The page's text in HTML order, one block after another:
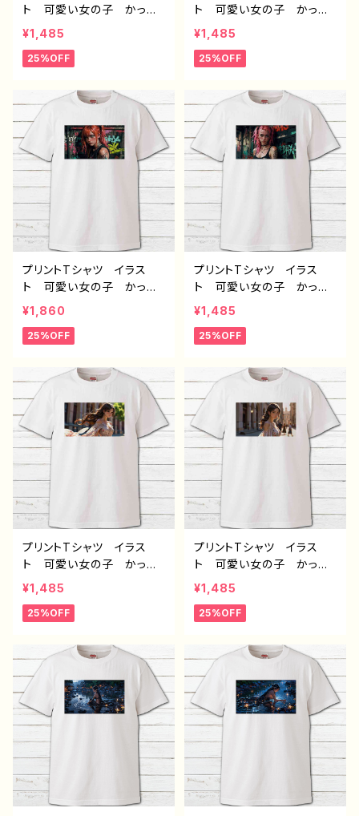
ト 可愛い女の子 かっこ
いい女子 美しい女の子
ピンク髪 ロングヘア お
しゃれ エモい メンズ レ
め 人気 イラストレータ
ー 絵師 クリエイター
白 半袖シャツ コラボ
オリジナル デザイン グッ
ズ ノンブランド H-7
¥1,485
25%OFF
ト 可愛い女の子 かっこ
いい女子 美しい女の子
ピンク髪 ツートンカラ
ー ロングヘア おしゃ
ィース 個性的 おすす
め 人気 イラストレータ
ー 絵師 クリエイター
白 半袖シャツ コラボ
オリジナル デザイン グッ
ズ ノンブランド H-7
¥1,485
25%OFF
プリントTシャツ イラス
ト 可愛い女の子 かっこ
いい女子 美しい女の子
ピンク髪 ロングヘア お
しゃれ エモい メンズ レ
め 人気 イラストレータ
ー 絵師 クリエイター
白 半袖シャツ コラボ
オリジナル デザイン グッ
ズ ノンブランド H-7
¥1,860
25%OFF
プリントTシャツ イラス
ト 可愛い女の子 かっこ
いい女子 美しい女の子
ピンク髪 ロングヘア お
しゃれ エモい メンズ レ
め 人気 イラストレータ
ー 絵師 クリエイター
白 半袖シャツ コラボ
オリジナル デザイン グッ
ズ ノンブランド H-7
¥1,485
25%OFF
プリントTシャツ イラス
ト 可愛い女の子 かっこ
いい女子 美しい女の子
茶髪 ロングヘア おしゃ
れ エモい メンズ レデ
め 人気 イラストレータ
ー 絵師 クリエイター
白 半袖シャツ コラボ
オリジナル デザイン グッ
ズ ノンブランド H-7
¥1,485
25%OFF
プリントTシャツ イラス
ト 可愛い女の子 かっこ
いい女子 美しい女の子
茶髪 ロングヘア おしゃ
れ エモい メンズ レデ
め 人気 イラストレータ
ー 絵師 クリエイター
白 半袖シャツ コラボ
オリジナル デザイン グッ
ズ ノンブランド H-7
¥1,485
25%OFF